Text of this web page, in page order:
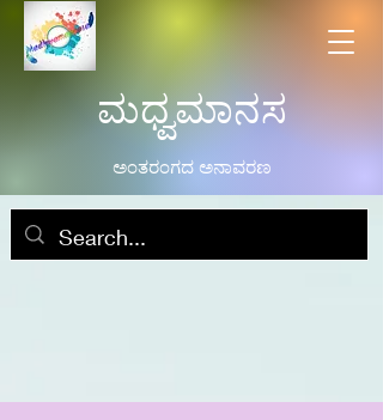
ಮಧ್ವಮಾನಸ
ಅಂತರಂಗದ ಅನಾವರಣ